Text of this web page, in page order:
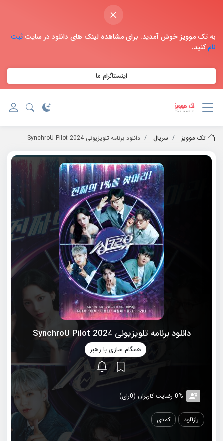
×
به تک موویز خوش آمدید. برای مشاهده لینک های دانلود در سایت ثبت
نامکنید.
اینستاگرام ما
تک موویز سریال دانلود برنامه تلویزیونی 2024 SynchroU Pilot
دانلود برنامه تلویزیونی 2024 SynchroU Pilot
همگام سازی با رهبر
0% رضایت کاربران (0رای)
رازآلود کمدی